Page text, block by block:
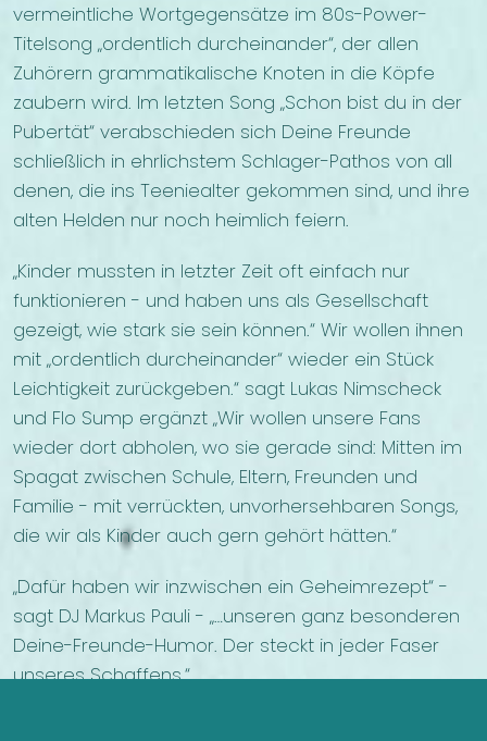
vermeintliche Wortgegensätze im 80s-Power-
Titelsong „ordentlich durcheinander“, der allen
Zuhörern grammatikalische Knoten in die Köpfe
zaubern wird. Im letzten Song „Schon bist du in der
Pubertät“ verabschieden sich Deine Freunde
schließlich in ehrlichstem Schlager-Pathos von all
denen, die ins Teeniealter gekommen sind, und ihre
alten Helden nur noch heimlich feiern.
„Kinder mussten in letzter Zeit oft einfach nur
funktionieren - und haben uns als Gesellschaft
gezeigt, wie stark sie sein können.“ Wir wollen ihnen
mit „ordentlich durcheinander“ wieder ein Stück
Leichtigkeit zurückgeben.“ sagt Lukas Nimscheck
und Flo Sump ergänzt „Wir wollen unsere Fans
wieder dort abholen, wo sie gerade sind: Mitten im
Spagat zwischen Schule, Eltern, Freunden und
Familie - mit verrückten, unvorhersehbaren Songs,
die wir als Kinder auch gern gehört hätten.“
„Dafür haben wir inzwischen ein Geheimrezept“ -
sagt DJ Markus Pauli - „…unseren ganz besonderen
Deine-Freunde-Humor. Der steckt in jeder Faser
unseres Schaffens.“